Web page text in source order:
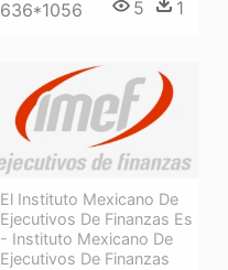
636*1056 5 1
El Instituto Mexicano De
Ejecutivos De Finanzas Es
- Instituto Mexicano De
Ejecutivos De Finanzas